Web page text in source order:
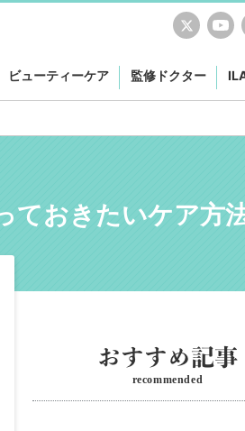
ビューティーケア 監修ドクター
ておきたいケア方
recommended